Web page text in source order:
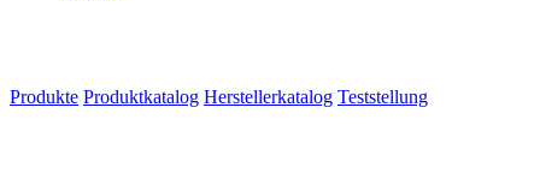
Produkte Produktkatalog Herstellerkatalog Teststellung